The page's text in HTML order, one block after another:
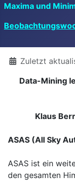
Maxima und
DetailsZuletzt
Data-Mining
Klaus
ASAS (All Sky
ASAS ist ein
den gesamten